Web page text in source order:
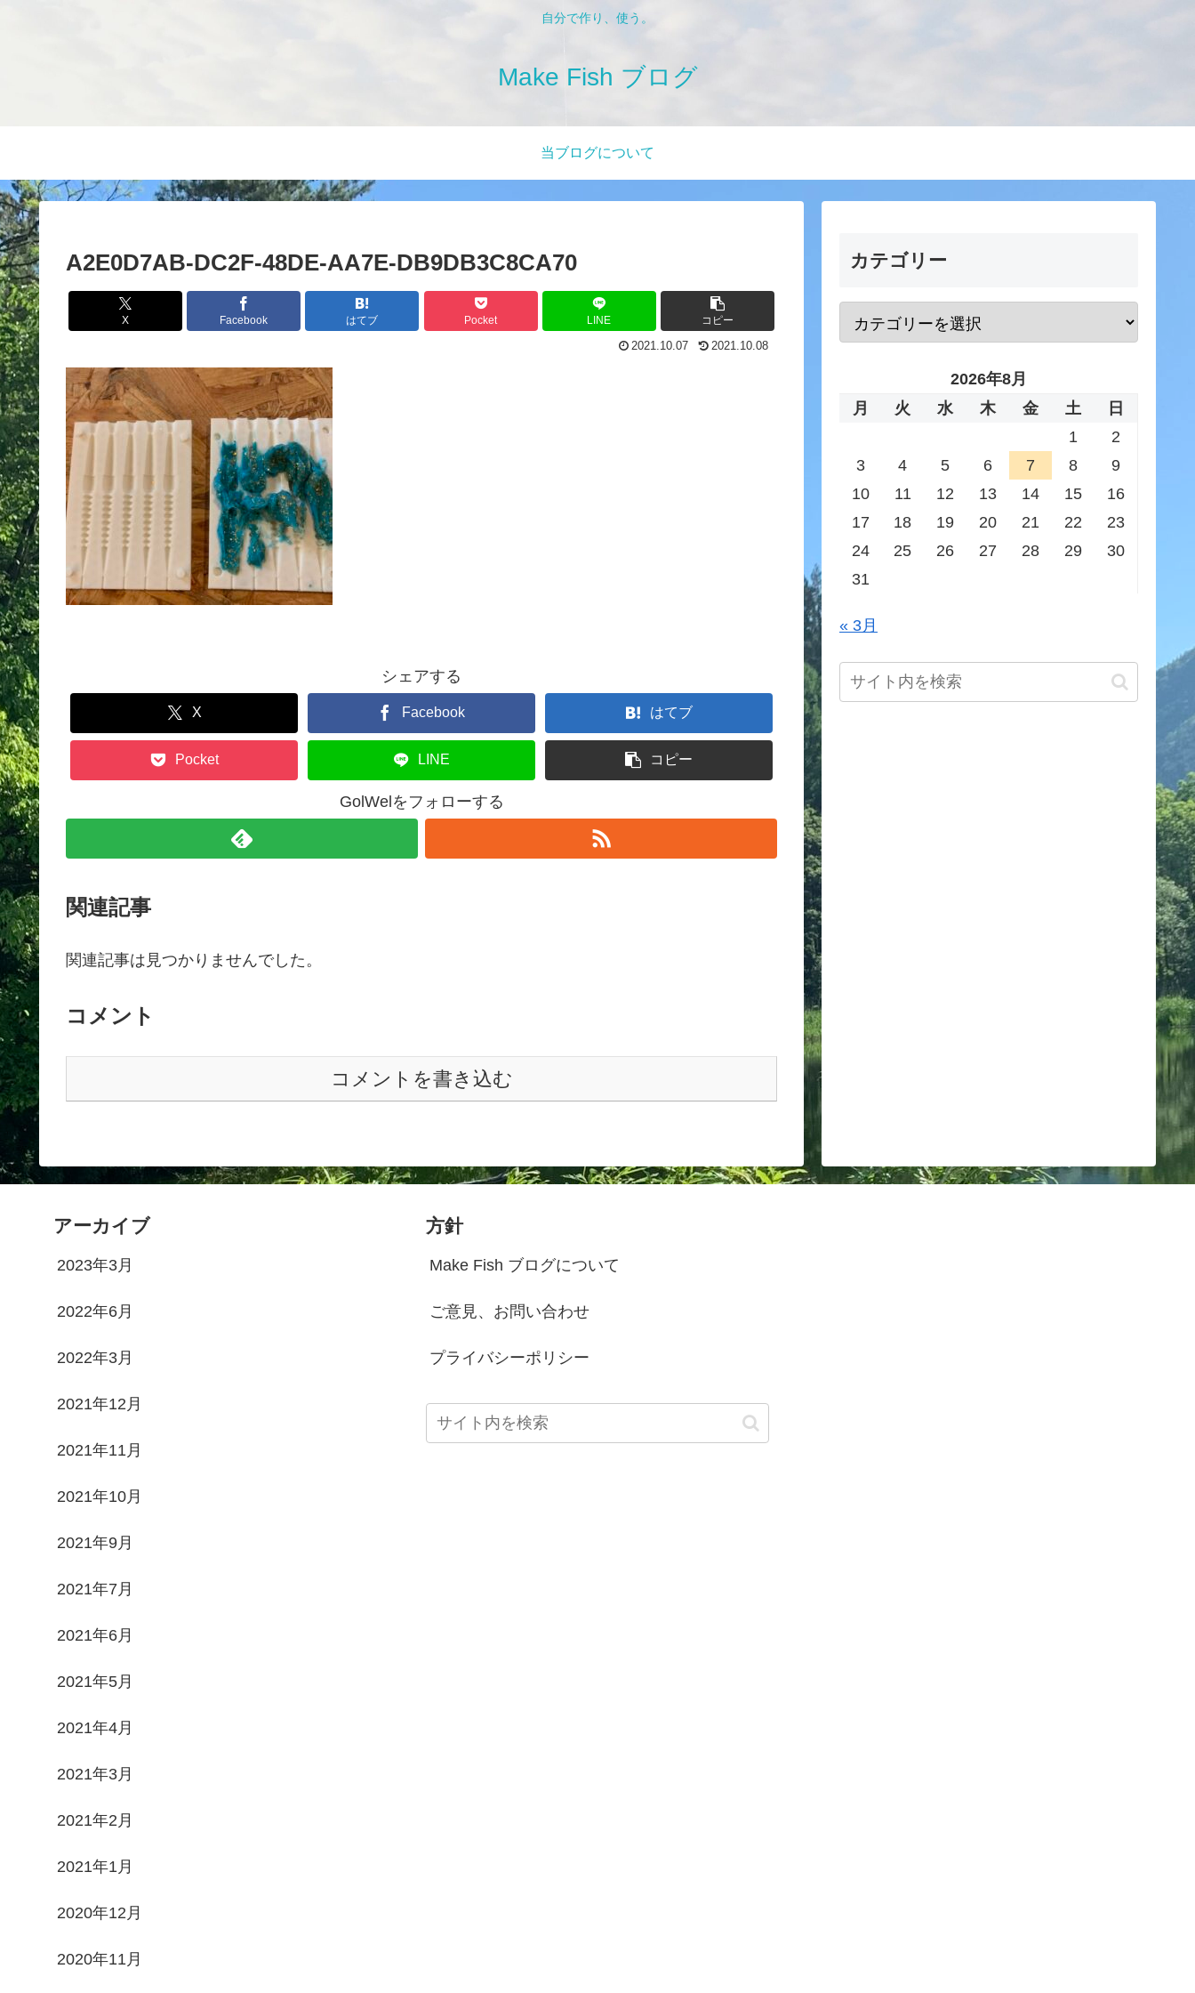
自分で作り、使う。
Make Fish ブログ
当ブログについて
A2E0D7AB-DC2F-48DE-AA7E-DB9DB3C8CA70
X Facebook はてブ Pocket LINE コピー
2021.10.07 2021.10.08
シェアする
X Facebook はてブ
Pocket LINE コピー
GolWelをフォローする
関連記事
関連記事は見つかりませんでした。
コメント
コメントを書き込む
カテゴリー
2026年8月
月
火 水 木 金 土
日
1
2
3
4 5 6 7 8
9
10
11 12 13 14 15
16
17
18 19 20 21 22
23
24
25 26 27 28 29
30
31
« 3月
アーカイブ
2023年3月
2022年6月
2022年3月
2021年12月
2021年11月
2021年10月
2021年9月
2021年7月
2021年6月
2021年5月
2021年4月
2021年3月
2021年2月
2021年1月
2020年12月
2020年11月
方針
Make Fish ブログについて
ご意見、お問い合わせ
プライバシーポリシー